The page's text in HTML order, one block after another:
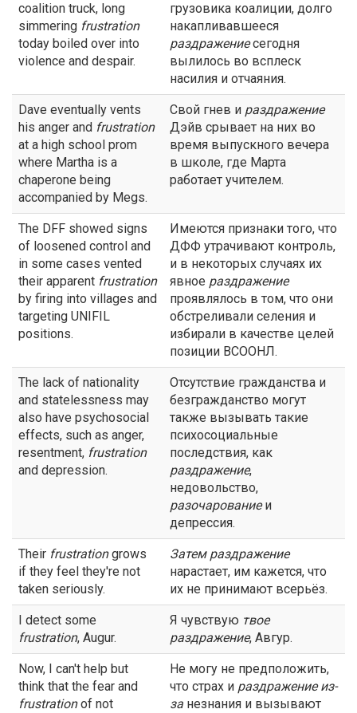
coalition truck, long
simmering frustration
today boiled over into
violence and despair.
грузовика коалиции, долго
накапливавшееся
раздражениесегодня
вылилось во всплеск
насилия и отчаяния.
Dave eventually vents
his anger and frustration
at a high school prom
where Martha is a
chaperone being
accompanied by Megs.
Свой гнев и раздражение
Дэйв срывает на них во
время выпускного вечера
в школе, где Марта
работает учителем.
The DFF showed signs
of loosened control and
in some cases vented
their apparent frustration
by firing into villages and
targeting UNIFIL
positions.
Имеются признаки того, что
ДФФ утрачивают контроль,
и в некоторых случаях их
явное раздражение
проявлялось в том, что они
обстреливали селения и
избирали в качестве целей
позиции ВСООНЛ.
The lack of nationality
and statelessness may
also have psychosocial
effects, such as anger,
resentment, frustration
and depression.
Отсутствие гражданства и
безгражданство могут
также вызывать такие
психосоциальные
последствия, как
раздражение,
недовольство,
разочарованиеи
депрессия.
Their frustrationgrows
if they feel they're not
taken seriously.
Затем раздражение
нарастает, им кажется, что
их не принимают всерьёз.
I detect some
frustration, Augur.
Я чувствую твое
раздражение, Авгур.
Now, I can't help but
think that the fear and
frustrationof not
Не могу не предположить,
что страх и раздражениеиз-
за незнания и вызывают